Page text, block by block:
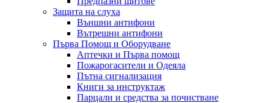
Защита на слуха
Външни антифони
Вътрешни антифони
Първа Помощ и Оборудване
Аптечки и Първа помощ
Пожарогасители и Одеяла
Пътна сигнализация
Книги за инструктаж
Парцали и средства за почистване